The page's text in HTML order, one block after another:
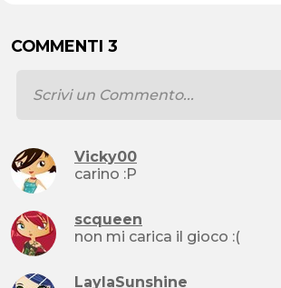
COMMENTI 3
Vicky00
carino :P
scqueen
non mi carica il gioco :(
LaylaSunshine